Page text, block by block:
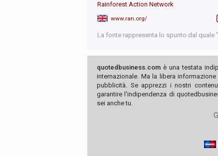
Rainforest Action Network
www.ran.org/
La fonte rappresenta lo spunto dal quale
quotedbusiness.com è una testata
internazionale. Ma la libera
pubblicità. Se apprezzi i nostri
garantire l'indipendenza di
sei anche tu.